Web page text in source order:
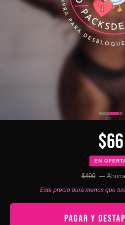
$66
EN
$400 —
Este precio dura menos que
PAGAR Y